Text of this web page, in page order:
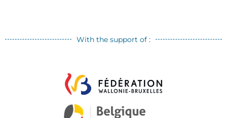
With the support of :